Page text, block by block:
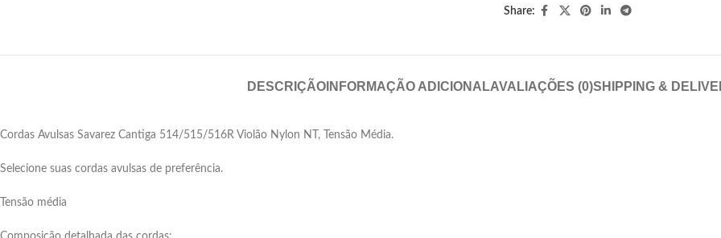
Share:
DESCRIÇÃO INFORMAÇÃO ADICIONALAVALIAÇÕES (0)SHIPPING &
Cordas Avulsas Savarez Cantiga 514/515/516R Violão Nylon NT, Tensão Média.
Selecione suas cordas avulsas de preferência.
Tensão média